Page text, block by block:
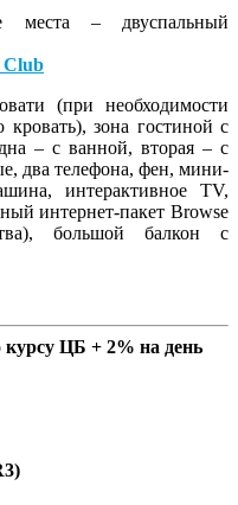
места – двуспальный
Club
(при необходимости
зона гостиной с
– с ванной, вторая – с
два телефона, фен, мини-
интерактивное TV,
интернет-пакет Browse
большой балкон с
курсу ЦБ + 2% на день